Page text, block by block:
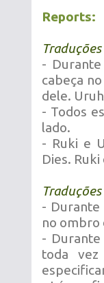
Reports:
-
cabeça
dele.
- Todos
lado.
- Ruki e
Dies.
- Durante
no ombro
- Durante
toda